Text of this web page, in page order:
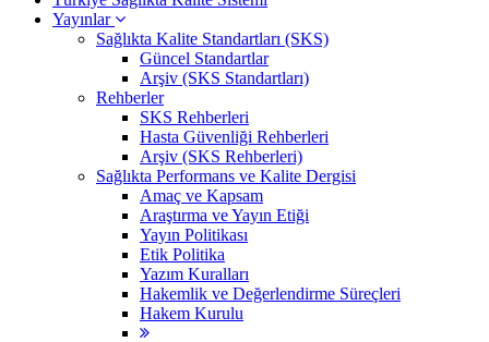
Yayınlar
Sağlıkta Kalite Standartları (SKS)
Güncel Standartlar
Arşiv (SKS Standartları)
Rehberler
SKS Rehberleri
Hasta Güvenliği Rehberleri
Arşiv (SKS Rehberleri)
Sağlıkta Performans ve Kalite Dergisi
Amaç ve Kapsam
Araştırma ve Yayın Etiği
Yayın Politikası
Etik Politika
Yazım Kuralları
Hakemlik ve Değerlendirme Süreçleri
Hakem Kurulu